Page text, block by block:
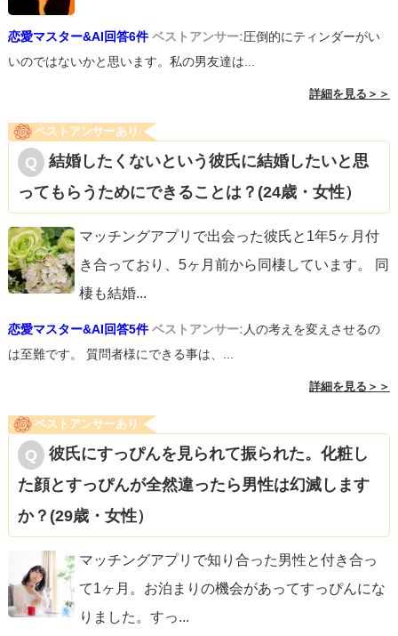
恋愛マスター&AI回答6件 ベストアンサー:圧倒的にティンダーがい
いのではないかと思います。私の男友達は...
詳細を見る＞＞
ベストアンサーあり
結婚したくないという彼氏に結婚したいと思
ってもらうためにできることは？(24歳・女性）
マッチングアプリで出会った彼氏と1年5ヶ月付
き合っており、5ヶ月前から同棲しています。 同
棲も結婚...
恋愛マスター&AI回答5件 ベストアンサー:人の考えを変えさせるの
は至難です。 質問者様にできる事は、...
詳細を見る＞＞
ベストアンサーあり
彼氏にすっぴんを見られて振られた。化粧し
た顔とすっぴんが全然違ったら男性は幻滅します
か？(29歳・女性）
マッチングアプリで知り合った男性と付き合っ
て1ヶ月。お泊まりの機会があってすっぴんにな
りました。すっ...